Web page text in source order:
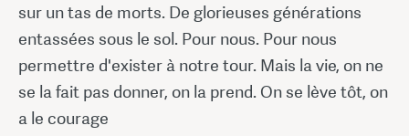
sur un tas de morts. De glorieuses générations
entassées sous le sol. Pour nous. Pour nous
permettre d'exister à notre tour. Mais la vie, on ne
se la fait pas donner, on la prend. On se lève tôt, on
a le courage